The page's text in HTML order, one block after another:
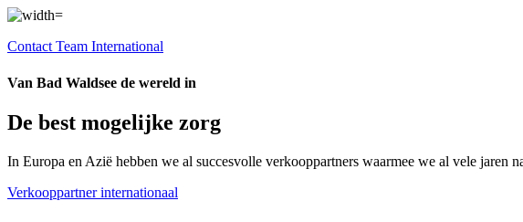
Contact Team International
Van Bad Waldsee de wereld in
De best mogelijke zorg
In Europa en Azië hebben we al succesvolle verkooppartners waarmee we al vele
Verkooppartner internationaal